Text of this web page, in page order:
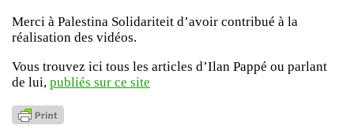
Merci à Palestina Solidariteit d’avoir contribué à la
réalisation des vidéos.
Vous trouvez ici tous les articles d’Ilan Pappé ou parlant
de lui, publiés sur ce site